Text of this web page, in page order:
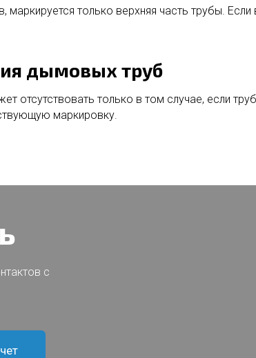
только верхняя часть трубы.
дымовых труб
только в том случае, если
маркировку.
с